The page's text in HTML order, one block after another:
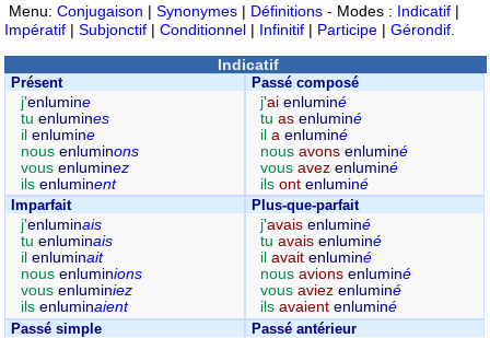
Menu: Conjugaison | Synonymes | Définitions - Modes : Indicatif |
Impératif | Subjonctif | Conditionnel | Infinitif | Participe | Gérondif
Indicatif
Présent
j'enlumine
tu enlumines
il enlumine
nous enluminons
vous enluminez
ils enluminent
Passé composé
j'ai enluminé
tuas enluminé
ila enluminé
nousavons enluminé
vousavez enluminé
ilsont enluminé
Imparfait
j'enluminais
tu enluminais
il enluminait
nous enluminions
vous enluminiez
ils enluminaient
Plus-que-parfait
j'avais enluminé
tuavais enluminé
ilavait enluminé
nousavions enluminé
vousaviez enluminé
ilsavaient enluminé
Passé simple
Passé antérieur